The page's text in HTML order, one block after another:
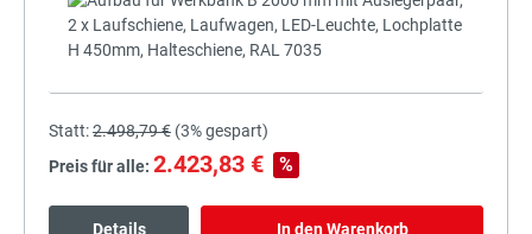
Statt:2.498,79 € (3%gespart)
Preis für alle: 2.423,83 € %
Details In den Warenkorb